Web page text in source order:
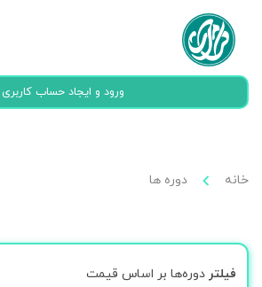
ورود و ایجاد حساب کاربری
خانه دوره ها
فیلتر دوره‌ها بر اساس قیمت